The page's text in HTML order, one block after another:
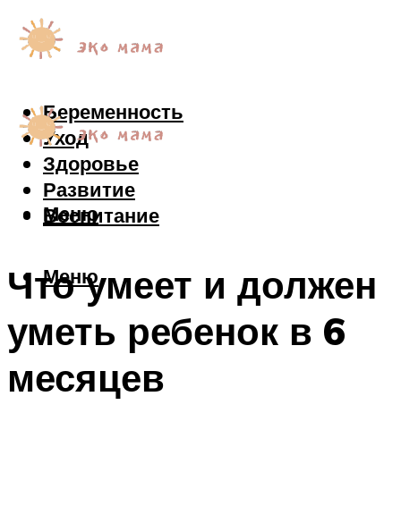
Беременность
Уход
Здоровье
Развитие
Воспитание
Меню
Меню
Что умеет и должен
уметь ребенок в 6
месяцев